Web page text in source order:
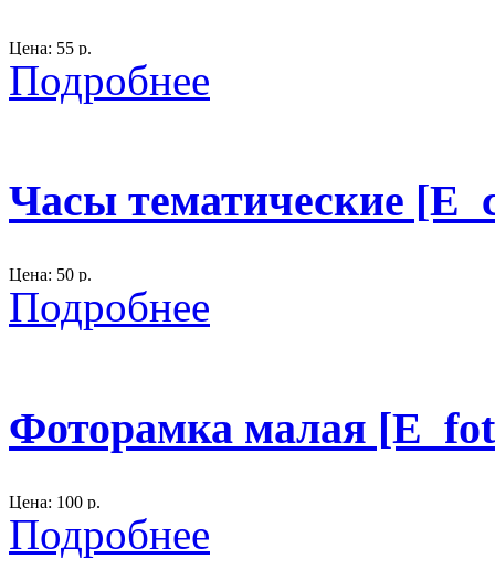
Цена: 55 р.
Размер: D - 45 см.
300
Подробнее
Часы тематические
Цена: 50 р.
Размер: D - 45 см.
300
Подробнее
Фоторамка малая
Цена: 100 р.
Размер: высота 13 см., ширина 10 см.
Подробнее